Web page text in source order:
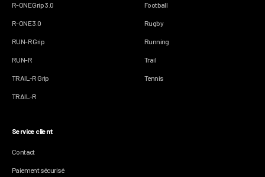
R-ONE Grip 3.0
R-ONE 3.0
RUN-R Grip
RUN-R
TRAIL-R Grip
TRAIL-R
Football
Rugby
Running
Trail
Tennis
Service client
Contact
Paiement sécurisé